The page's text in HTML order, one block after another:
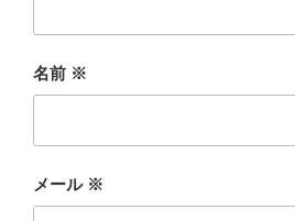
名前 ※
メール ※